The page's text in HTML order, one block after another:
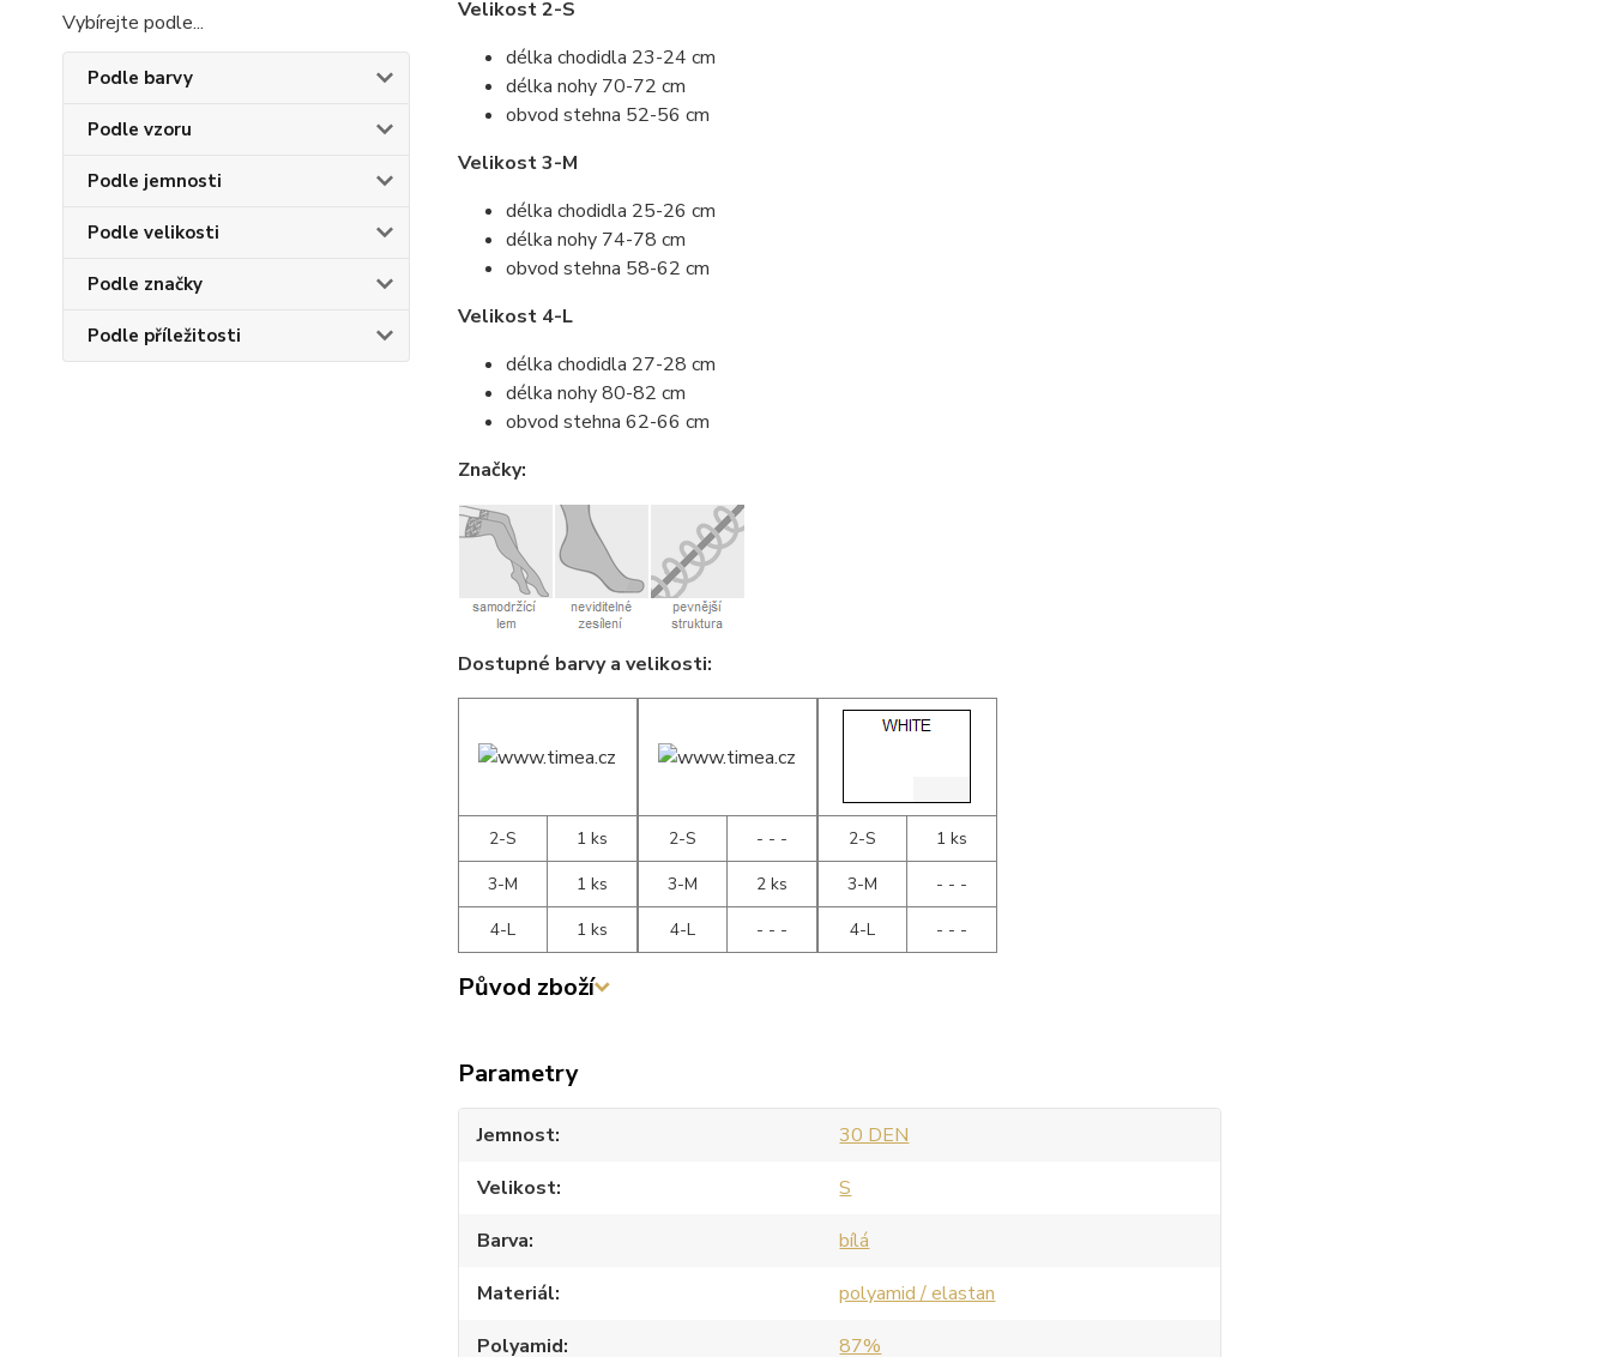
Vybírejte podle...
Podle barvy
Podle vzoru
Podle jemnosti
Podle velikosti
Podle značky
Podle příležitosti
Velikost 2-S
délka chodidla 23-24 cm
délka nohy 70-72 cm
obvod stehna 52-56 cm
Velikost 3-M
délka chodidla 25-26 cm
délka nohy 74-78 cm
obvod stehna 58-62 cm
Velikost 4-L
délka chodidla 27-28 cm
délka nohy 80-82 cm
obvod stehna 62-66 cm
Značky:
Dostupné barvy a velikosti:
2-S
1 ks
3-M
1 ks
4-L
1 ks
2-S
- - -
3-M
2 ks
4-L
- - -
2-S
1 ks
3-M
- - -
4-L
- - -
Původ zboží
Parametry
Jemnost
30 DEN
Velikost
S
Barva
bílá
Materiál
polyamid / elastan
Polyamid
87%